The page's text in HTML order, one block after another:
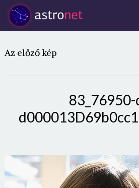
Az előző kép